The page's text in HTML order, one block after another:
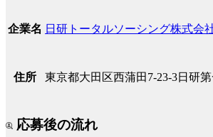
企業名 日研トータルソーシング株式会
住所 東京都大田区西蒲田7-23-3日研第
応募後の流れ